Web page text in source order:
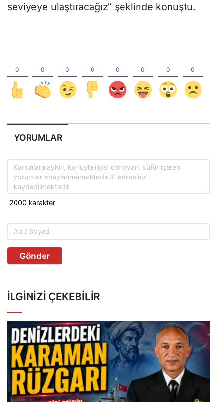
seviyeye ulaştıracağız” şeklinde konuştu.
YORUMLAR
Gönder
İLGINIZI ÇEKEBILIR